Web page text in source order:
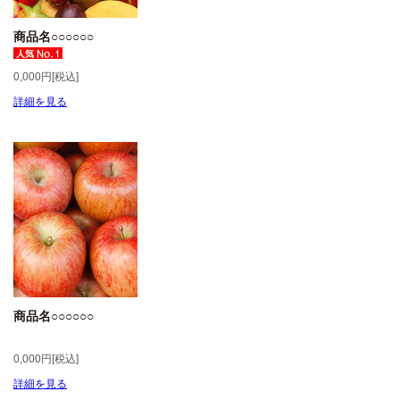
商品名○○○○○○
0,000円[税込]
詳細を見る
商品名○○○○○○
0,000円[税込]
詳細を見る